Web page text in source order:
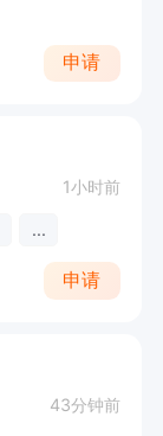
申请
1小时前
...
申请
43分钟前